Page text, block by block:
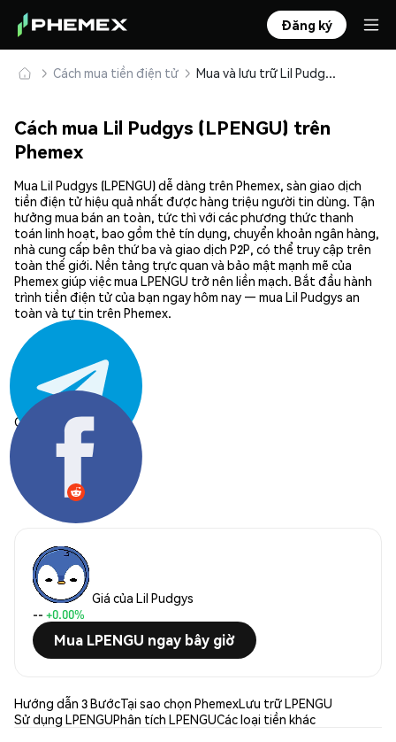
Đăng ký
Cách mua tiền điện tử Mua và lưu trữ Lil Pudgys (LPENGU) an toàn
Cách mua Lil Pudgys (LPENGU) trên
Phemex
Mua Lil Pudgys (LPENGU) dễ dàng trên Phemex, sàn giao dịch
tiền điện tử hiệu quả nhất được hàng triệu người tin dùng. Tận
hưởng mua bán an toàn, tức thì với các phương thức thanh
toán linh hoạt, bao gồm thẻ tín dụng, chuyển khoản ngân hàng,
nhà cung cấp bên thứ ba và giao dịch P2P, có thể truy cập trên
toàn thế giới. Nền tảng trực quan và bảo mật mạnh mẽ của
Phemex giúp việc mua LPENGU trở nên liền mạch. Bắt đầu hành
trình tiền điện tử của bạn ngay hôm nay — mua Lil Pudgys an
toàn và tự tin trên Phemex.
Chia sẻ:
Giá của Lil Pudgys
-- +0.00%
Mua LPENGU ngay bây giờ
Hướng dẫn 3 BướcTại sao chọn PhemexLưu trữ LPENGU
Sử dụng LPENGUPhân tích LPENGUCác loại tiền khác